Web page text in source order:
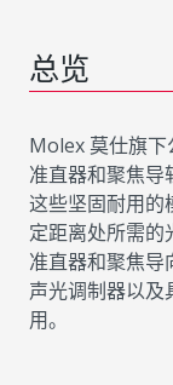
总览
Molex 莫仕旗
准直器和聚焦导
这些坚固耐用的
定距离处所需的
准直器和聚焦导
声光调制器以及
用。